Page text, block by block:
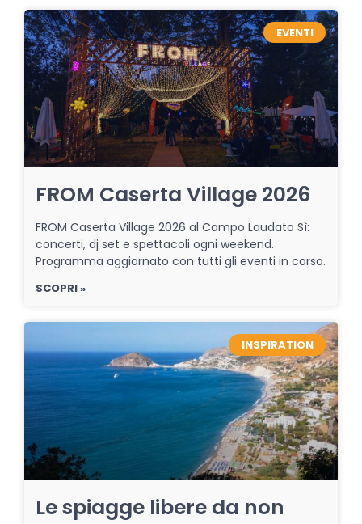
EVENTI
FROM Caserta Village 2026
FROM Caserta Village 2026 al Campo Laudato Sì:
concerti, dj set e spettacoli ogni weekend.
Programma aggiornato con tutti gli eventi in corso.
SCOPRI »
INSPIRATION
Le spiagge libere da non